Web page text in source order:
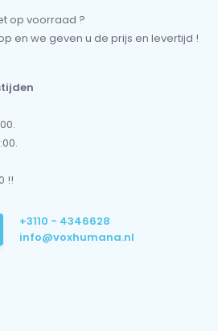
op voorraad ?
en we geven u de prijs en levertijd !
!!
+3110 - 4346628
info@voxhumana.nl